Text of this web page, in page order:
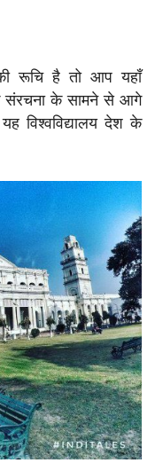
रूचि है तो आप यहाँ
संरचना के सामने से आगे
विश्वविद्यालय देश के